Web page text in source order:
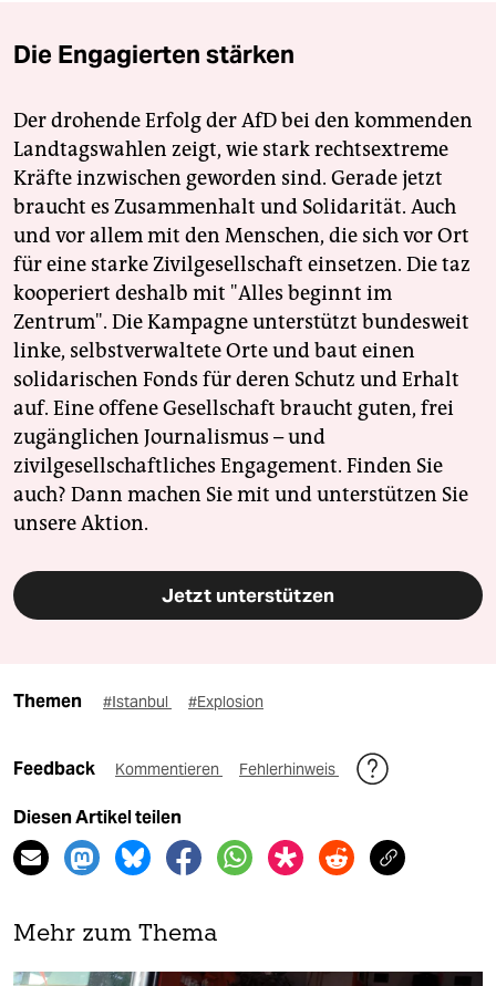
Die Engagierten stärken
Der drohende Erfolg der AfD bei den kommenden
Landtagswahlen zeigt, wie stark rechtsextreme
Kräfte inzwischen geworden sind. Gerade jetzt
braucht es Zusammenhalt und Solidarität. Auch
und vor allem mit den Menschen, die sich vor Ort
für eine starke Zivilgesellschaft einsetzen. Die taz
kooperiert deshalb mit "Alles beginnt im
Zentrum". Die Kampagne unterstützt bundesweit
linke, selbstverwaltete Orte und baut einen
solidarischen Fonds für deren Schutz und Erhalt
auf. Eine offene Gesellschaft braucht guten, frei
zugänglichen Journalismus – und
zivilgesellschaftliches Engagement. Finden Sie
auch? Dann machen Sie mit und unterstützen Sie
unsere Aktion.
Jetzt unterstützen
Themen #Istanbul #Explosion
Feedback Kommentieren Fehlerhinweis
Diesen Artikel teilen
Mehr zum Thema